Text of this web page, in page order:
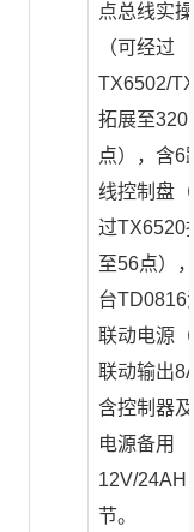
点总线实
（可经过
TX6502/
拓展至320
点），含6
线控制盘
过TX6520
至56点）
台TD0816
联动电源
联动输出
含控制器
电源备用
12V/24AH
节。